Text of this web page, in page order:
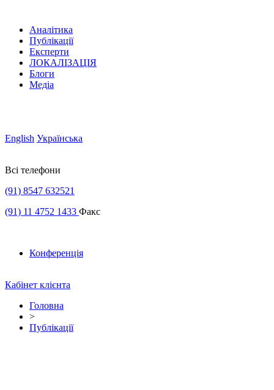
Аналітика
Публікації
Експерти
ЛОКАЛІЗАЦІЯ
Блоги
Медіа
English Українська
Всі телефони
(91) 8547 632521
(91) 11 4752 1433 Факс
Конференція
Кабінет клієнта
Головна
>
Публікації